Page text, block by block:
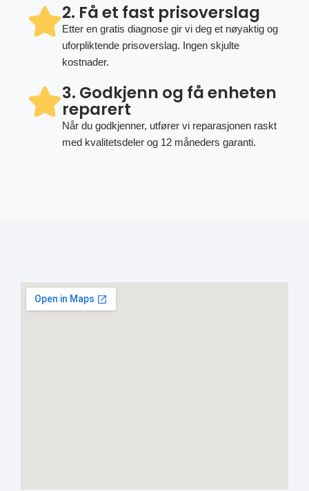
2. Få et fast prisoverslag
Etter en gratis diagnose gir vi deg et nøyaktig og
uforpliktende prisoverslag. Ingen skjulte
kostnader.
3. Godkjenn og få enheten
reparert
Når du godkjenner, utfører vi reparasjonen raskt
med kvalitetsdeler og 12 måneders garanti.